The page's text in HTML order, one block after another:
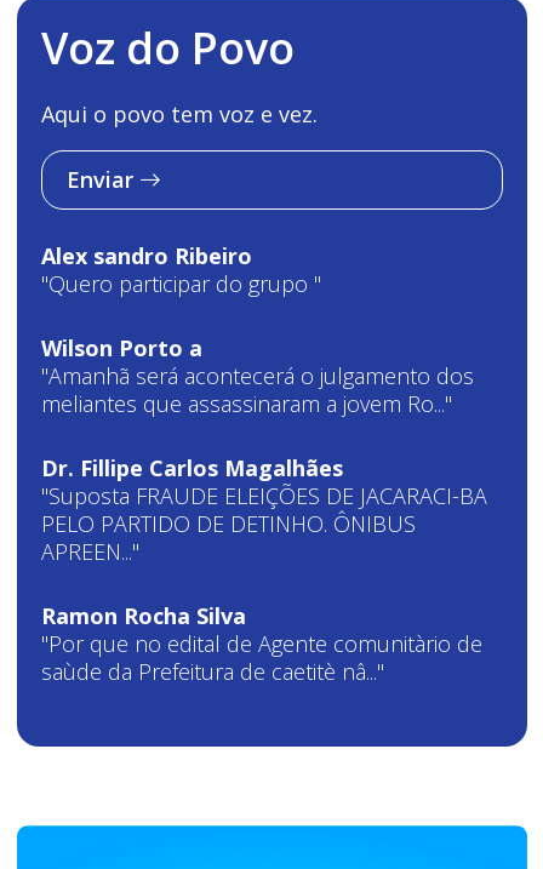
Voz do Povo
Aqui o povo tem voz e vez.
Enviar
Alex sandro Ribeiro
"Quero participar do grupo "
Wilson Porto a
"Amanhã será acontecerá o julgamento dos
meliantes que assassinaram a jovem Ro..."
Dr. Fillipe Carlos Magalhães
"Suposta FRAUDE ELEIÇÕES DE JACARACI-BA
PELO PARTIDO DE DETINHO. ÔNIBUS
APREEN..."
Ramon Rocha Silva
"Por que no edital de Agente comunitàrio de
saùde da Prefeitura de caetitè nâ..."